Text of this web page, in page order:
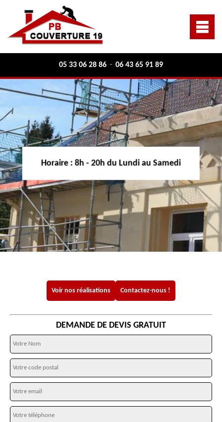
05 33 06 28 86 - 06 43 65 91 89
Horaire : 8h - 20h du Lundi au Samedi
Voir nos réalisations Contactez-nous !
DEMANDE DE DEVIS GRATUIT